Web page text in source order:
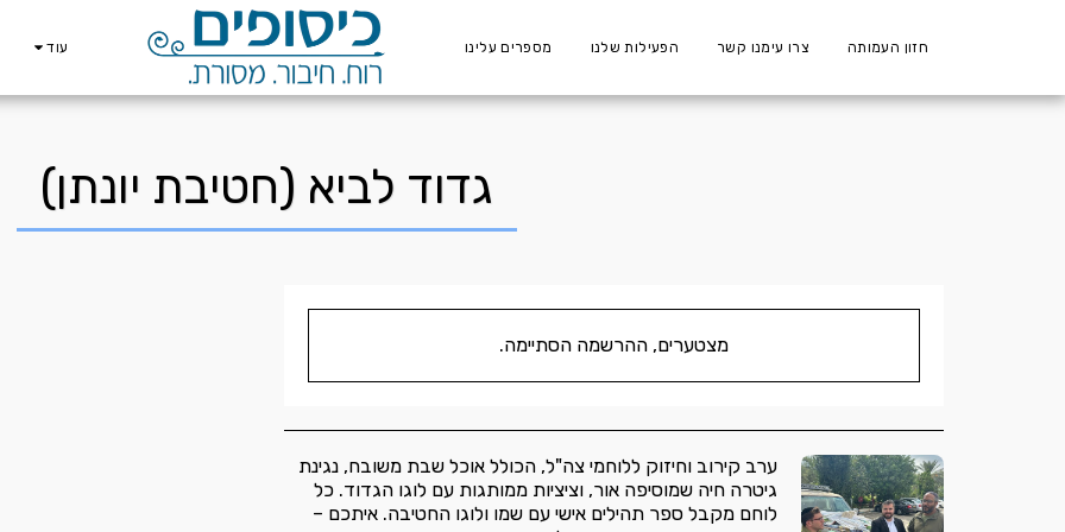
חזון העמותה צרו עימנו קשר הפעילות שלנו מספרים עלינו עוד
גדוד לביא (חטיבת יונתן)
מצטערים, ההרשמה הסתיימה.
ערב קירוב וחיזוק ללוחמי צה"ל, הכולל אוכל שבת משובח, נגינת
גיטרה חיה שמוסיפה אור, וציציות ממותגות עם לוגו הגדוד. כל
לוחם מקבל ספר תהילים אישי עם שמו ולוגו החטיבה. איתכם –